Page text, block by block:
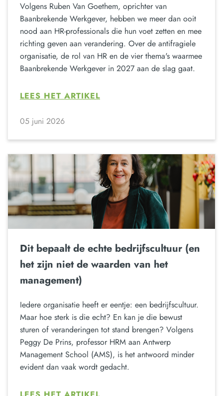
Volgens Ruben Van Goethem, oprichter van
Baanbrekende Werkgever, hebben we meer dan ooit
nood aan HR-professionals die hun voet zetten en mee
richting geven aan verandering. Over de antifragiele
organisatie, de rol van HR en de vier thema's waarmee
Baanbrekende Werkgever in 2027 aan de slag gaat.
LEES HET ARTIKEL
05 juni 2026
Dit bepaalt de echte bedrijfscultuur (en
het zijn niet de waarden van het
management)
Iedere organisatie heeft er eentje: een bedrijfscultuur.
Maar hoe sterk is die echt? En kan je die bewust
sturen of veranderingen tot stand brengen? Volgens
Peggy De Prins, professor HRM aan Antwerp
Management School (AMS), is het antwoord minder
evident dan vaak wordt gedacht.